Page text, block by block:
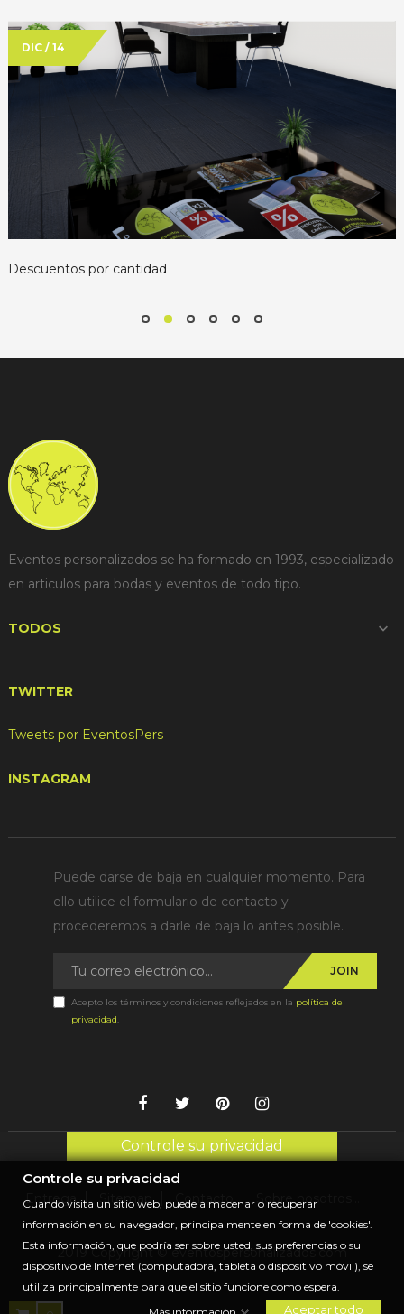
Descuentos por cantidad
DIC / 14
Eventos personalizados se ha formado en 1993, especializado
en articulos para bodas y eventos de todo tipo.
TODOS 
TWITTER
Tweets por EventosPers
INSTAGRAM
Puede darse de baja en cualquier momento. Para
ello utilice el formulario de contacto y
procederemos a darle de baja lo antes posible.
JOIN
Acepto los términos y condiciones reflejados en la política de
privacidad.
Controle su privacidad
Entrega Sitemap Contacto Sobre nosotros...
2019 Copyright © eventospersonalizados.com
Controle su privacidad
Cuando visita un sitio web, puede almacenar o recuperar
información en su navegador, principalmente en forma de 'cookies'.
Esta información, que podría ser sobre usted, sus preferencias o su
dispositivo de Internet (computadora, tableta o dispositivo móvil), se
utiliza principalmente para que el sitio funcione como espera.
Aceptar todo